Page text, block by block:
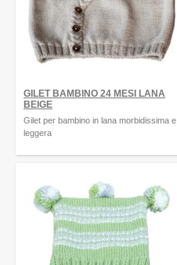
GILET BAMBINO 24 MESI LANA
BEIGE
Gilet per bambino in lana morbidissima e
leggera